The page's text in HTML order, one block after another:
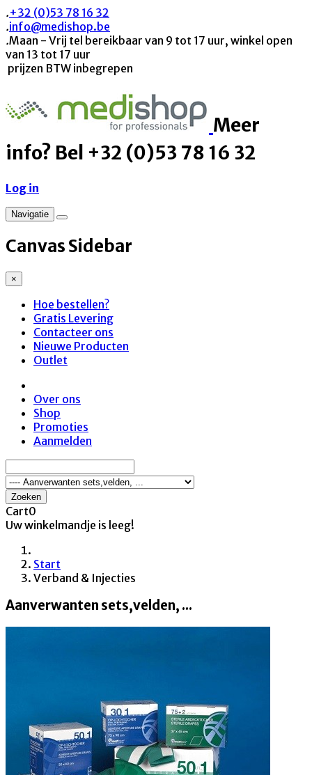
.+32 (0)53 78 16 32
.info@medishop.be
.Maan - Vrij tel bereikbaar van 9 tot 17 uur, winkel open
van 13 tot 17 uur
prijzen BTW inbegrepen
Meer
info? Bel +32 (0)53 78 16 32
Log in
Navigatie
Canvas Sidebar
×
Hoe bestellen?
Gratis Levering
Contacteer ons
Nieuwe Producten
Outlet
Over ons
Shop
Promoties
Aanmelden
Zoeken
Cart0
Uw winkelmandje is leeg!
Start
Verband & Injecties
Aanverwanten sets,velden, ...